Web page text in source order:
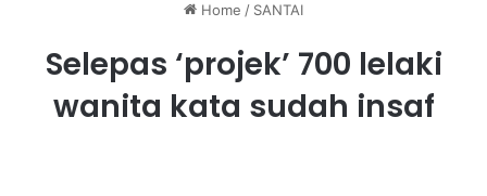
Home / SANTAI
Selepas ‘projek’ 700 lelaki
wanita kata sudah insaf